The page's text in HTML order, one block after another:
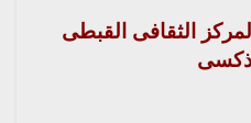
الثقافى القبطى